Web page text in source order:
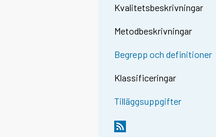
Kvalitetsbeskrivningar
Metodbeskrivningar
Begrepp och definitioner
Klassificeringar
Tilläggsuppgifter